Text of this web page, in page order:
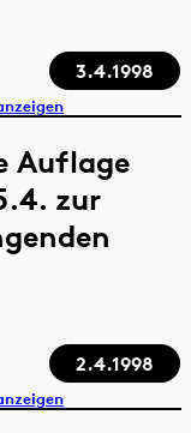
3.4.1998
Auflage
zur
2.4.1998